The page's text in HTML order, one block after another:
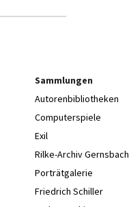
Sammlungen
Autorenbibliotheken
Computerspiele
Exil
Rilke-Archiv Gernsbach
Porträtgalerie
Friedrich Schiller